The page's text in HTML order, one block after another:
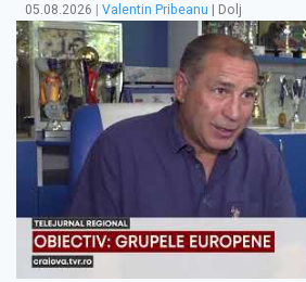
05.08.2026 | Valentin Pribeanu | Dolj